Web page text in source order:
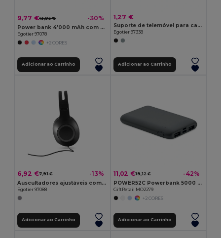
9,77 €13,95 € -30%
Power bank 4'000 mAh com carregador wireless 5W em alumínio reciclado (100% rAL)
Egotier 97078
+2 CORES
Adicionar ao Carrinho
1,27 €
Suporte de telemóvel para carro em ABS
Egotier 97338
Adicionar ao Carrinho
6,92 €7,91 € -13%
Auscultadores ajustáveis com microfone em ABS e PP
Egotier 97088
Adicionar ao Carrinho
11,02 €19,12 € -42%
POWER52C Powerbank 5000 mAh
GiftRetail MO2279
+2 CORES
Adicionar ao Carrinho